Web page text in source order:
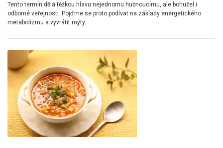
Tento termín dělá těžkou hlavu nejednomu hubnoucímu, ale bohužel i
odborné veřejnosti. Pojďme se proto podívat na základy energetického
metabolizmu a vyvrátit mýty.